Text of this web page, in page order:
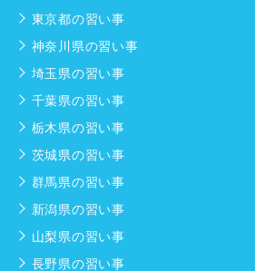
東京都の習い事
神奈川県の習い事
埼玉県の習い事
千葉県の習い事
栃木県の習い事
茨城県の習い事
群馬県の習い事
新潟県の習い事
山梨県の習い事
長野県の習い事